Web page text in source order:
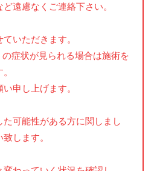
遠慮なくご連絡下さい。
いただきます。
症状が見られる場合は施術を
申し上げます。
た可能性がある方に関しまし
します。